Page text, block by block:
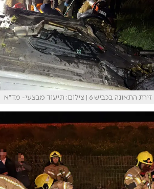
זירת התאונה בכביש 6 | צילום: תיעוד מבצעי- מד״א